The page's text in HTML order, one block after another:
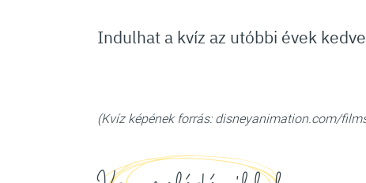
Indulhat a kvíz az utóbbi évek
(Kvíz képének forrás: disneyanimation.com/